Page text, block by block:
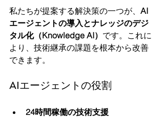
私たちが提案する解決策の一つが、 AI
エージェントの導入とナレッジのデジ
タル化（Knowledge AI） です。これに
より、技術継承の課題を根本から改善
できます。
AIエージェントの役割
24時間稼働の技術支援